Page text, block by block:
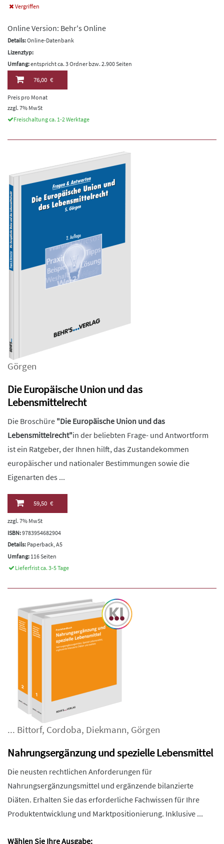
Vergriffen
Online Version: Behr's Online
Details:Online-Datenbank
Lizenztyp:
Umfang:entspricht ca. 3 Ordner bzw. 2.900 Seiten
76,00 €
Preis pro Monat
zzgl. 7% MwSt
Freischaltung ca. 1-2 Werktage
Görgen
Die Europäische Union und das
Lebensmittelrecht
Die Broschüre "Die Europäische Union und das
Lebensmittelrecht"in der beliebten Frage- und Antwortform
ist ein Ratgeber, der Ihnen hilft, das Zustandekommen
europäischer und nationaler Bestimmungen sowie die
Eigenarten des ...
59,50 €
zzgl. 7% MwSt
ISBN:9783954682904
Details: Paperback, A5
Umfang: 116 Seiten
Lieferfrist ca. 3-5 Tage
... Bittorf, Cordoba, Diekmann, Görgen
Nahrungsergänzung und spezielle Lebensmittel
Die neusten rechtlichen Anforderungen für
Nahrungsergänzungsmittel und ergänzende bilanzierte
Diäten. Erhalten Sie das erforderliche Fachwissen für Ihre
Produktentwicklung und Marktpositionierung. Inklusive ...
Wählen Sie Ihre Ausgabe: